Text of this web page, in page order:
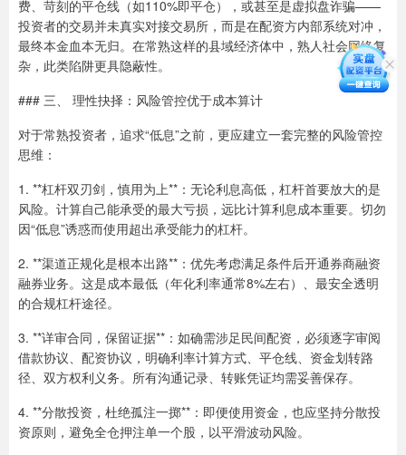
费、苛刻的平仓线（如110%即平仓），或甚至是虚拟盘诈骗——
投资者的交易并未真实对接交易所，而是在配资方内部系统对冲，
最终本金血本无归。在常熟这样的县域经济体中，熟人社会网络复
杂，此类陷阱更具隐蔽性。
### 三、 理性抉择：风险管控优于成本算计
对于常熟投资者，追求“低息”之前，更应建立一套完整的风险管控
思维：
1. **杠杆双刃剑，慎用为上**：无论利息高低，杠杆首要放大的是
风险。计算自己能承受的最大亏损，远比计算利息成本重要。切勿
因“低息”诱惑而使用超出承受能力的杠杆。
2. **渠道正规化是根本出路**：优先考虑满足条件后开通券商融资
融券业务。这是成本最低（年化利率通常8%左右）、最安全透明
的合规杠杆途径。
3. **详审合同，保留证据**：如确需涉足民间配资，必须逐字审阅
借款协议、配资协议，明确利率计算方式、平仓线、资金划转路
径、双方权利义务。所有沟通记录、转账凭证均需妥善保存。
4. **分散投资，杜绝孤注一掷**：即便使用资金，也应坚持分散投
资原则，避免全仓押注单一个股，以平滑波动风险。